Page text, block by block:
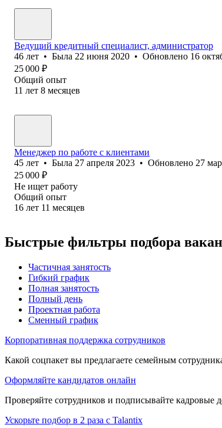
Ведущий кредитный специалист, администратор
46 лет • Была 22 июня 2020 • Обновлено 16
25 000 ₽
Общий опыт
11 лет 8 месяцев
Менеджер по работе с клиентами
45 лет • Была 27 апреля 2023 • Обновлено 27
25 000 ₽
Не ищет работу
Общий опыт
16 лет 11 месяцев
Быстрые фильтры подбора
Частичная занятость
Гибкий график
Полная занятость
Полный день
Проектная работа
Сменный график
Корпоративная поддержка сотрудников
Какой соцпакет вы предлагаете семейным
Оформляйте кандидатов онлайн
Проверяйте сотрудников и подписывайте кадровые
Ускорьте подбор в 2 раза с Talantix